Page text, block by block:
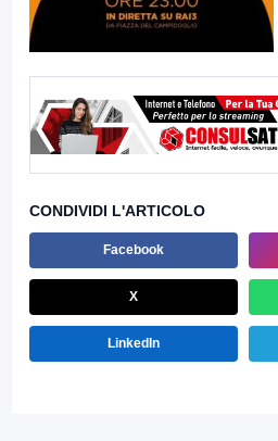
CONDIVIDI L'ARTICOLO
Facebook
X
LinkedIn